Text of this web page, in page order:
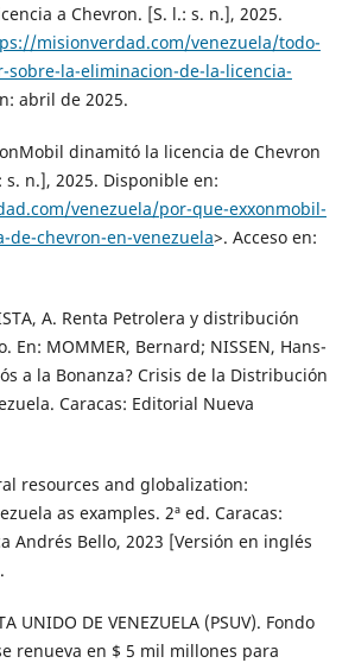
a Chevron. [S. l.: s. n.], 2025.
misionverdad.com/venezuela/todo-
sobre-la-eliminacion-de-la-licencia-
abril de 2025.
dinamitó la licencia de Chevron
s. n.], 2025. Disponible en:
venezuela/por-que-exxonmobil-
de-chevron-en-venezuela>. Acceso en:
A. Renta Petrolera y distribución
En: MOMMER, Bernard; NISSEN, Hans-
a la Bonanza? Crisis de la Distribución
Caracas: Editorial Nueva
resources and globalization:
as examples. 2ª ed. Caracas:
Andrés Bello, 2023 [Versión en inglés
UNIDO DE VENEZUELA (PSUV). Fondo
renueva en $ 5 mil millones para